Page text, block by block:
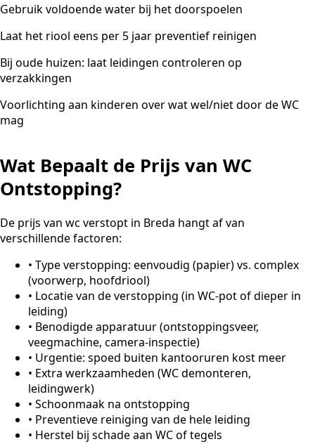
Gebruik voldoende water bij het doorspoelen
Laat het riool eens per 5 jaar preventief reinigen
Bij oude huizen: laat leidingen controleren op
verzakkingen
Voorlichting aan kinderen over wat wel/niet door de WC
mag
Wat Bepaalt de Prijs van WC
Ontstopping?
De prijs van wc verstopt in Breda hangt af van
verschillende factoren:
• Type verstopping: eenvoudig (papier) vs. complex
(voorwerp, hoofdriool)
• Locatie van de verstopping (in WC-pot of dieper in
leiding)
• Benodigde apparatuur (ontstoppingsveer,
veegmachine, camera-inspectie)
• Urgentie: spoed buiten kantooruren kost meer
• Extra werkzaamheden (WC demonteren,
leidingwerk)
• Schoonmaak na ontstopping
• Preventieve reiniging van de hele leiding
• Herstel bij schade aan WC of tegels